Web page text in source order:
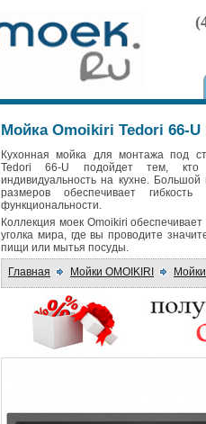
Мойка Omoikiri Tedori 66-U
Кухонная мойка для монтажа под
Tedori 66-U подойдет тем,
индивидуальность на кухне.
размеров обеспечивает
функциональности.
Коллекция моек Omoikiri
уголка мира, где вы проводите
пищи или мытья посуды.
Главная
Мойки OMOIKIRI